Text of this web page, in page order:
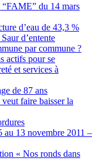
du 14 mars
d’eau de 43,3 %
d’entente
par commune ?
actifs pour se
et services à
de 87 ans
faire baisser la
au 13 novembre 2011 –
« Nos ronds dans